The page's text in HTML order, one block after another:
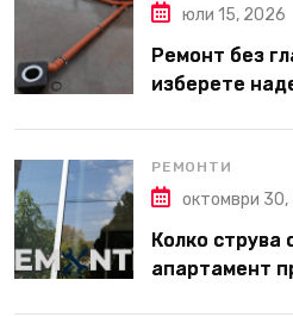
юли 15, 2026
Ремонт без
изберете
РЕМОНТИ
октомври
Колко струва
апартамент